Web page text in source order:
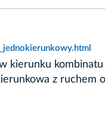
kierunku
z ruchem